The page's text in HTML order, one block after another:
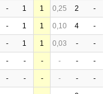
- 1 1 0,25 2 -
- 1 1 0,10 4 -
- 1 1 0,03 - -
- - - - - -
- - - - - -